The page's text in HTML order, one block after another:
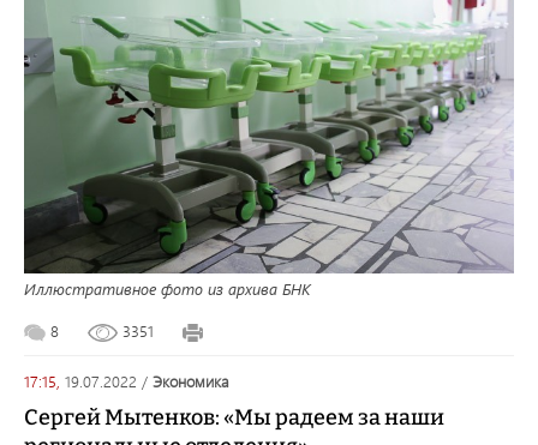
Иллюстративное фото из архива БНК
8 3351
17:15, 19.07.2022 / экономика
Сергей Мытенков: «Мы радеем за наши